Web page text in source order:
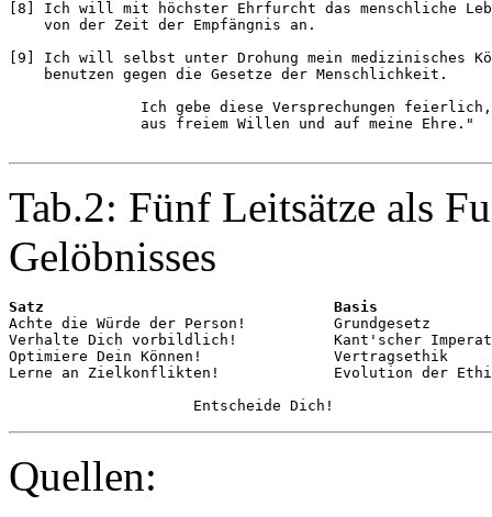
[8] Ich will mit höchster Ehrfurcht das menschliche
    von der Zeit der Empfängnis an.
[9] Ich will selbst unter Drohung mein medizinisches
    benutzen gegen die Gesetze der Menschlichkeit.
Ich gebe diese Versprechungen
               aus freiem Willen und auf meine Ehre."
Tab.2: Fünf Leitsätze als
Gelöbnisses
Satz                                 Basis
Achte die Würde der Person!          Grundgesetz
Verhalte Dich vorbildlich!           Kant'scher
Optimiere Dein Können!               Vertragsethik
Lerne an Zielkonflikten!             Evolution der
Quellen: